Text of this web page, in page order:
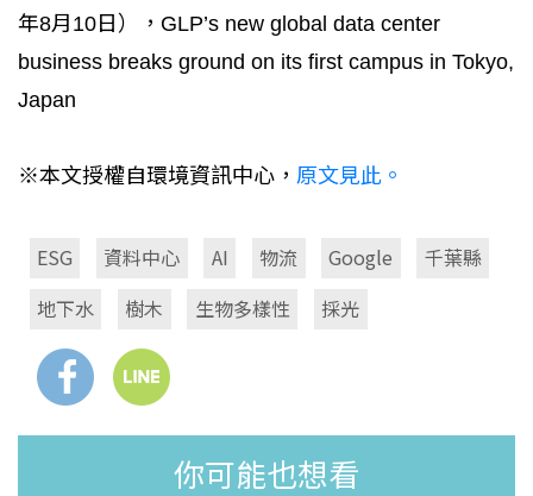
年8月10日），GLP’s new global data center
business breaks ground on its first campus in Tokyo,
Japan
※本文授權自環境資訊中心， 原文見此。
ESG 資料中心 AI 物流 Google
千葉縣
地下水
樹木 生物多樣性 採光
你可能也想看